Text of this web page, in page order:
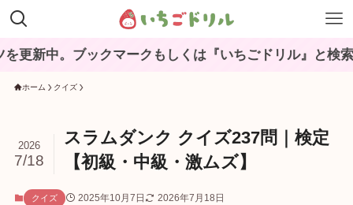
ブックマークもしくは『いちごドリル』と検索してね♪
ホーム クイズ
スラムダンク クイズ237問｜検定
【初級・中級・激ムズ】
2026
7/18
クイズ 2025年10月7日 2026年7月18日